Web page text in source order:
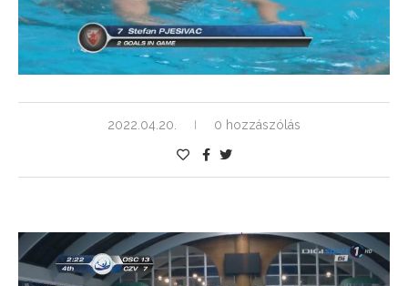
2022.04.20. 0 hozzászólás